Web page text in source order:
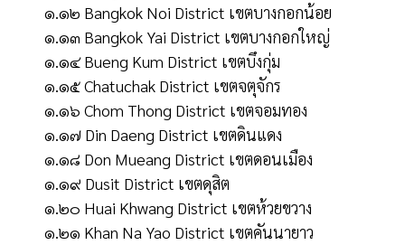
๑.๑๒ Bangkok Noi District เขตบางกอกน้อย
๑.๑๓ Bangkok Yai District เขตบางกอกใหญ่
๑.๑๔ Bueng Kum District เขตบึงกุ่ม
๑.๑๕ Chatuchak District เขตจตุจักร
๑.๑๖ Chom Thong District เขตจอมทอง
๑.๑๗ Din Daeng District เขตดินแดง
๑.๑๘ Don Mueang District เขตดอนเมือง
๑.๑๙ Dusit District เขตดุสิต
๑.๒๐ Huai Khwang District เขตห้วยขวาง
๑.๒๑ Khan Na Yao District เขตคันนายาว